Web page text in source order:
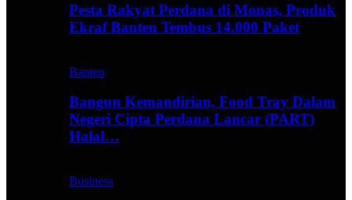
Pesta Rakyat Perdana di Monas, Produk
Ekraf Banten Tembus 14.000 Paket
Banten
Bangun Kemandirian, Food Tray Dalam
Negeri Cipta Perdana Lancar (PART)
Halal…
Business